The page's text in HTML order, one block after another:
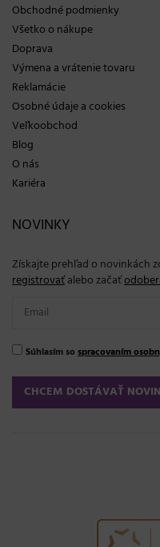
Obchodné podmienky
Všetko o nákupe
Doprava
Výmena a vrátenie tovaru
Reklamácie
Osobné údaje a cookies
Veľkoobchod
Blog
O nás
Kariéra
NOVINKY
Získajte prehľad o novinkách
registrovaťalebo začať
Súhlasím so spracovaním